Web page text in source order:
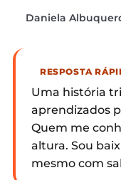
Daniela
RESPOSTA
Uma história
aprendizados
Quem me
altura. Sou
mesmo com